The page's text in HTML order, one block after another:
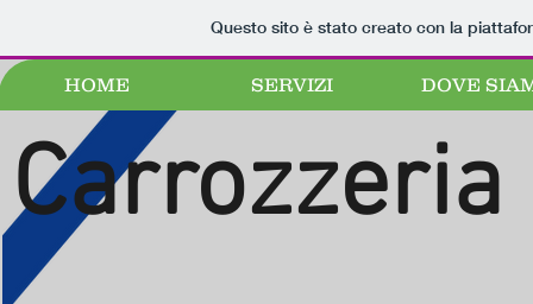
Questo sito è stato creato con la
HOME SERVIZI DOVE
Carrozzeria